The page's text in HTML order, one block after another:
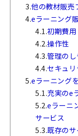
3.他の教材販売
4.eラーニング
4.1.初期費用
4.2.操作性
4.3.管理の
4.4.セキュ
5.eラーニング
5.1.充実のe
5.2.eラーニ
サービス
5.3.既存の